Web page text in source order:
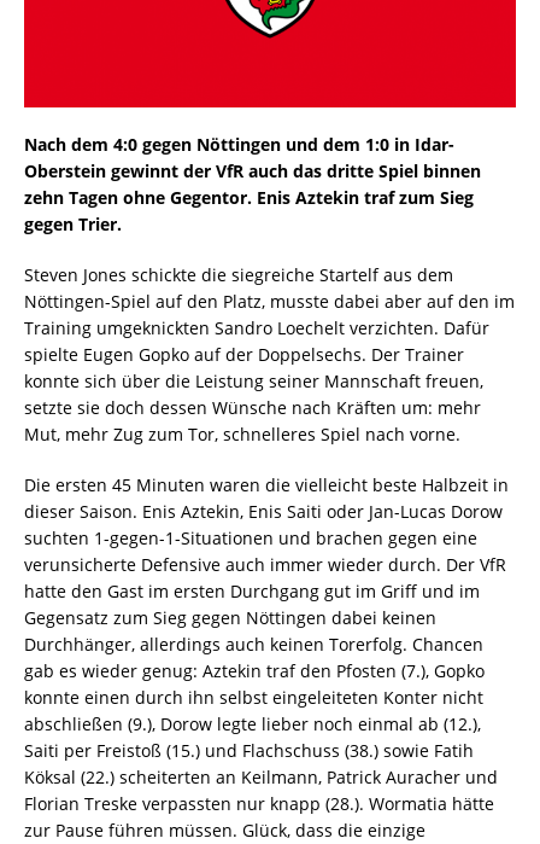
Nach dem 4:0 gegen Nöttingen und dem 1:0 in Idar-
Oberstein gewinnt der VfR auch das dritte Spiel binnen
zehn Tagen ohne Gegentor. Enis Aztekin traf zum Sieg
gegen Trier.
Steven Jones schickte die siegreiche Startelf aus dem
Nöttingen-Spiel auf den Platz, musste dabei aber auf den im
Training umgeknickten Sandro Loechelt verzichten. Dafür
spielte Eugen Gopko auf der Doppelsechs. Der Trainer
konnte sich über die Leistung seiner Mannschaft freuen,
setzte sie doch dessen Wünsche nach Kräften um: mehr
Mut, mehr Zug zum Tor, schnelleres Spiel nach vorne.
Die ersten 45 Minuten waren die vielleicht beste Halbzeit in
dieser Saison. Enis Aztekin, Enis Saiti oder Jan-Lucas Dorow
suchten 1-gegen-1-Situationen und brachen gegen eine
verunsicherte Defensive auch immer wieder durch. Der VfR
hatte den Gast im ersten Durchgang gut im Griff und im
Gegensatz zum Sieg gegen Nöttingen dabei keinen
Durchhänger, allerdings auch keinen Torerfolg. Chancen
gab es wieder genug: Aztekin traf den Pfosten (7.), Gopko
konnte einen durch ihn selbst eingeleiteten Konter nicht
abschließen (9.), Dorow legte lieber noch einmal ab (12.),
Saiti per Freistoß (15.) und Flachschuss (38.) sowie Fatih
Köksal (22.) scheiterten an Keilmann, Patrick Auracher und
Florian Treske verpassten nur knapp (28.). Wormatia hätte
zur Pause führen müssen. Glück, dass die einzige